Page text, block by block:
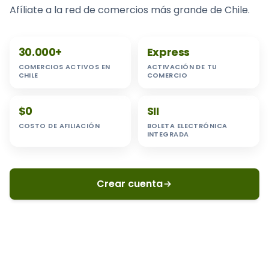
Afíliate a la red de comercios más grande de Chile.
30.000+
COMERCIOS ACTIVOS EN
CHILE
Express
ACTIVACIÓN DE TU
COMERCIO
$0
COSTO DE AFILIACIÓN
SII
BOLETA ELECTRÓNICA
INTEGRADA
Crear cuenta